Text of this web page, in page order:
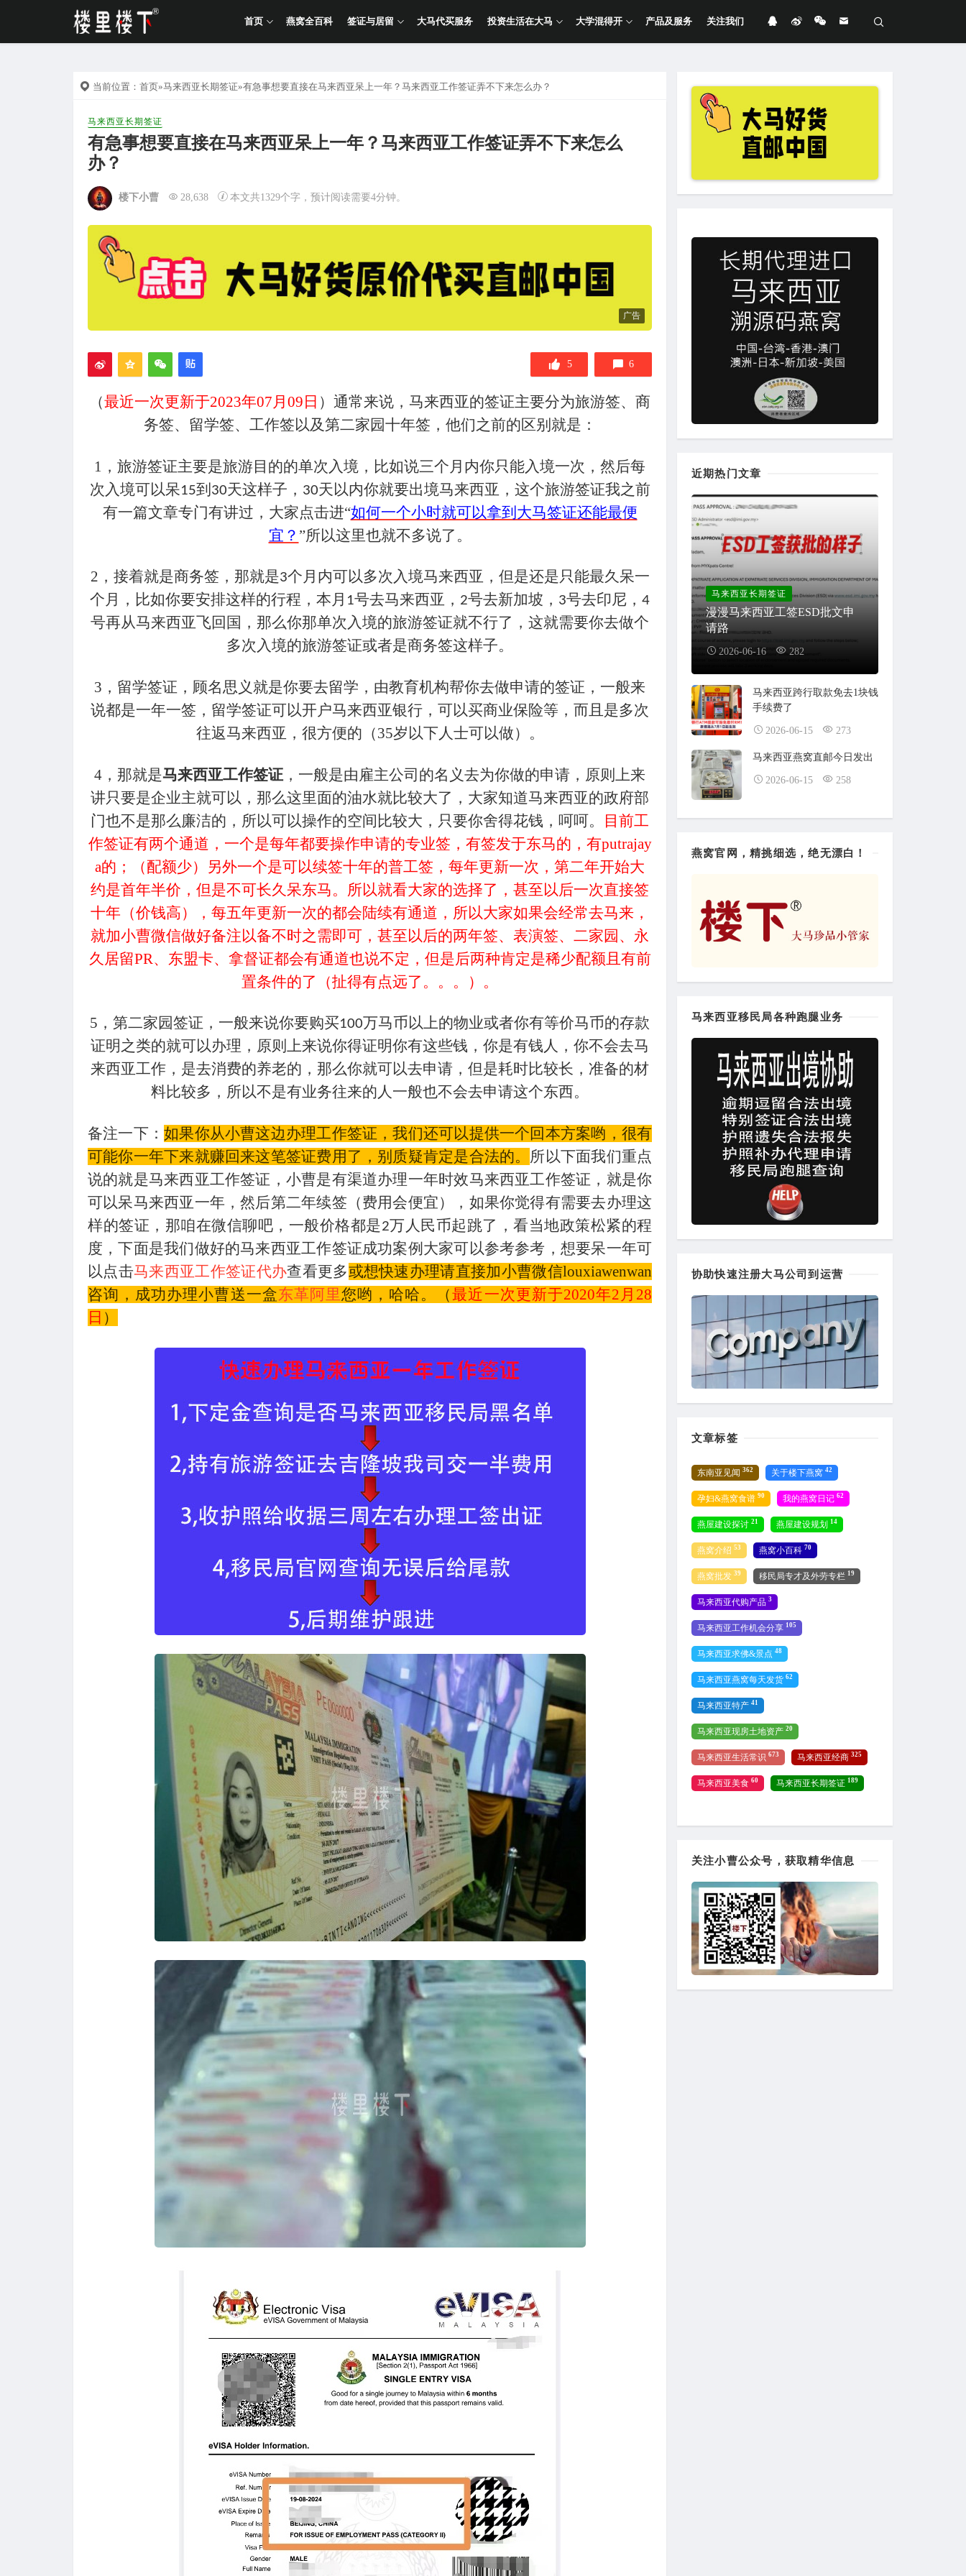
首页 燕窝全百科 签证与居留 大马代买服务 投资生活在大马 大学混得开 产品及服务 关注我们
当前位置： 首页»马来西亚长期签证»有急事想要直接在马来西亚呆上一年？马来西亚工作签证弄不下来怎么办？
马来西亚长期签证
有急事想要直接在马来西亚呆上一年？马来西亚工作签证弄不下来怎么
办？
楼下小曹 28,638 本文共1329个字，预计阅读需要4分钟。
广告
5 6
（最近一次更新于2023年07月09日 ） 通常来说，马来西亚的签证主要分为旅游签、商
务签、留学签、工作签以及第二家园十年签，他们之前的区别就是：
1 ，旅游签证主要是旅游目的的单次入境，比如说三个月内你只能入境一次，然后每
次入境可以呆15到 30天这样子， 30天以内你就要出境马来西亚，这个旅游签证我之前
有一篇文章专门有讲过，大家点击进“如何一个小时就可以拿到大马签证还能最便
宜？ ”所以这里也就不多说了。
2 ，接着就是商务签，那就是3个月内可以多次入境马来西亚，但是还是只能最久呆一
个月，比如你要安排这样的行程，本月 1号去马来西亚， 2号去新加坡， 3号去印尼， 4
号再从马来西亚飞回国，那么你那单次入境的旅游签证就不行了，这就需要你去做个
多次入境的旅游签证或者是商务签这样子。
3 ，留学签证，顾名思义就是你要去留学，由教育机构帮你去做申请的签证，一般来
说都是一年一签，留学签证可以开户马来西亚银行，可以买商业保险等，而且是多次
往返马来西亚，很方便的（35岁以下人士可以做）。
4 ，那就是马来西亚工作签证 ，一般是由雇主公司的名义去为你做的申请，原则上来
讲只要是企业主就可以，那么这里面的油水就比较大了，大家知道马来西亚的政府部
门也不是那么廉洁的，所以可以操作的空间比较大，只要你舍得花钱，呵呵。
目前工
作签证有两个通道，一个是每年都要操作申请的专业签，有签发于东马的，有putrajay
a的；（配额少）另外一个是可以续签十年的普工签，每年更新一次，第二年开始大
约是首年半价，但是不可长久呆东马。所以就看大家的选择了，甚至以后一次直接签
十年（价钱高），每五年更新一次的都会陆续有通道，所以大家如果会经常去马来，
就加小曹微信做好备注以备不时之需即可，甚至以后的两年签、表演签、二家园、永
久居留PR、东盟卡、拿督证都会有通道也说不定，但是后两种肯定是稀少配额且有前
置条件的了（扯得有点远了。。。）。
5 ，第二家园签证，一般来说你要购买100万马币以上的物业或者你有等价马币的存款
证明之类的就可以办理，原则上来说你得证明你有这些钱，你是有钱人，你不会去马
来西亚工作，是去消费的养老的，那么你就可以去申请，但是耗时比较长，准备的材
料比较多，所以不是有业务往来的人一般也不会去申请这个东西。
备注一下：如果你从小曹这边办理工作签证，我们还可以提供一个回本方案哟，很有
可能你一年下来就赚回来这笔签证费用了，别质疑肯定是合法的。 所以下面我们重点
说的就是马来西亚工作签证，小曹是有渠道办理一年时效马来西亚工作签证，就是你
可以呆马来西亚一年，然后第二年续签（费用会便宜），如果你觉得有需要去办理这
样的签证，那咱在微信聊吧，一般价格都是2万人民币起跳了，看当地政策松紧的程
度，下面是我们做好的马来西亚工作签证成功案例大家可以参考参考，想要呆一年可
以点击马来西亚工作签证代办查看更多或想快速办理请直接加小曹微信louxiawenwan
咨询，成功办理小曹送一盒东革阿里您哟，哈哈。 （最近一次更新于2020年2月28
日 ）
近期热门文章
马来西亚长期签证
漫漫马来西亚工签ESD批文申
请路
2026-06-16 282
马来西亚跨行取款免去1块钱
手续费了
2026-06-15 273
马来西亚燕窝直邮今日发出
2026-06-15 258
燕窝官网，精挑细选，绝无漂白！
马来西亚移民局各种跑腿业务
协助快速注册大马公司到运营
文章标签
东南亚见闻 362 关于楼下燕窝 42
孕妇&燕窝食谱 90 我的燕窝日记 62
燕屋建设探讨 21 燕屋建设规划 14
燕窝介绍 53 燕窝小百科 70
燕窝批发 39 移民局专才及外劳专栏 19
马来西亚代购产品 3
马来西亚工作机会分享 105
马来西亚求佛&景点 48
马来西亚燕窝每天发货 62
马来西亚特产 41
马来西亚现房土地资产 20
马来西亚生活常识 673 马来西亚经商 325
马来西亚美食 60 马来西亚长期签证 189
关注小曹公众号，获取精华信息